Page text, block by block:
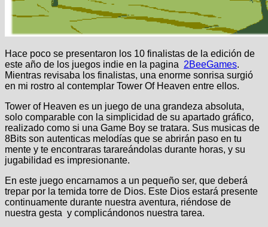
Hace poco se presentaron los 10 finalistas de la edición de
este año de los juegos indie en la pagina 2BeeGames.
Mientras revisaba los finalistas, una enorme sonrisa surgió
en mi rostro al contemplar Tower Of Heaven entre ellos.
Tower of Heaven es un juego de una grandeza absoluta,
solo comparable con la simplicidad de su apartado gráfico,
realizado como si una Game Boy se tratara. Sus musicas de
8Bits son autenticas melodías que se abrirán paso en tu
mente y te encontraras tarareándolas durante horas, y su
jugabilidad es impresionante.
En este juego encarnamos a un pequeño ser, que deberá
trepar por la temida torre de Dios. Este Dios estará presente
continuamente durante nuestra aventura, riéndose de
nuestra gesta y complicándonos nuestra tarea.